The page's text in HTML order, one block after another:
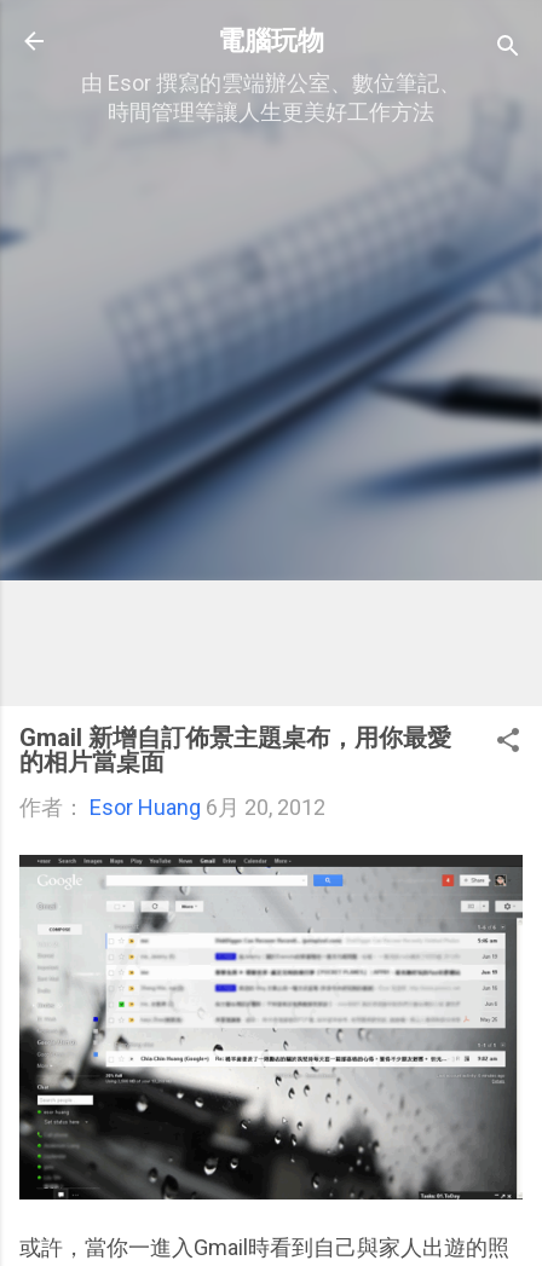
跳到主要內容
電腦玩物
由 Esor 撰寫的雲端辦公室、數位筆記、
時間管理等讓人生更美好工作方法
Gmail 新增自訂佈景主題桌布，用你最愛
的相片當桌面
作者： Esor Huang 6月 20, 2012
或許，當你一進入Gmail時看到自己與家人出遊的照